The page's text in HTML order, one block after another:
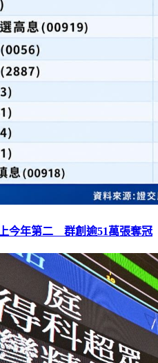
今年第二 群創逾51萬張奪冠